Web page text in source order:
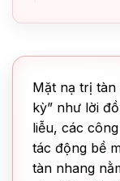
Mặt nạ trị tàn
kỳ” như lời
liễu, các
tác động bề
tàn nhang